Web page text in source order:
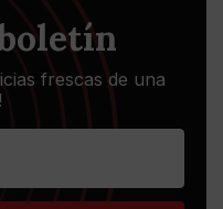
frescas de una